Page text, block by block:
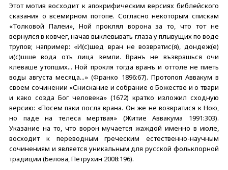
Этот мотив восходит к апокрифическим версиях библейского
сказания о всемирном потопе. Согласно некоторым спискам
«Толковой Палеи», Ной проклял ворона за то, что тот не
вернулся в ковчег, начав выклевывать глаза у плывущих по воде
трупов; например: «И(с)шед вран не возвратис(я), дондеж(е)
и(с)шше вода отъ лица земли. Вранъ не възврашься очи
клеваше утопших... Ной прокля тогда вранъ и оттоле не пиеть
воды августа месяца...» (Франко 1896:67). Протопоп Аввакум в
своем сочинении «Снискание и собрание о Божестве и о твари
и како созда Бог человека» (1672) кратко изложил сходную
версию: «Посем паки посла врана. Он же не возвратися к Ною,
но паде на телеса мертвая» (Житие Аввакума 1991:303).
Указание на то, что ворон мучается жаждой именно в июле,
восходит к переводным греческим естественно-научным
сочинениям и является уникальным для русской фольклорной
традиции (Белова, Петрухин 2008:196).